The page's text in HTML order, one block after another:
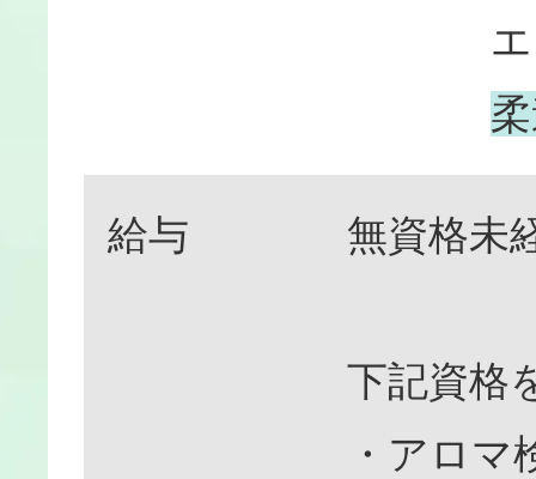
給与 無資格未
下記資格
・アロマ